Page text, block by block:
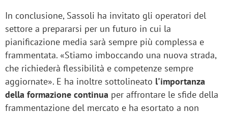
In conclusione, Sassoli ha invitato gli operatori del
settore a prepararsi per un futuro in cui la
pianificazione media sarà sempre più complessa e
frammentata. «Stiamo imboccando una nuova strada,
che richiederà flessibilità e competenze sempre
aggiornate». E ha inoltre sottolineato l'importanza
della formazione continua per affrontare le sfide della
frammentazione del mercato e ha esortato a non